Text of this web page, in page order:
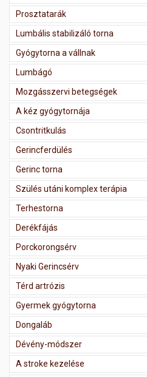
Prosztatarák
Lumbális stabilizáló torna
Gyógytorna a vállnak
Lumbágó
Mozgásszervi betegségek
A kéz gyógytornája
Csontritkulás
Gerincferdülés
Gerinc torna
Szülés utáni komplex terápia
Terhestorna
Derékfájás
Porckorongsérv
Nyaki Gerincsérv
Térd artrózis
Gyermek gyógytorna
Dongaláb
Dévény-módszer
A stroke kezelése